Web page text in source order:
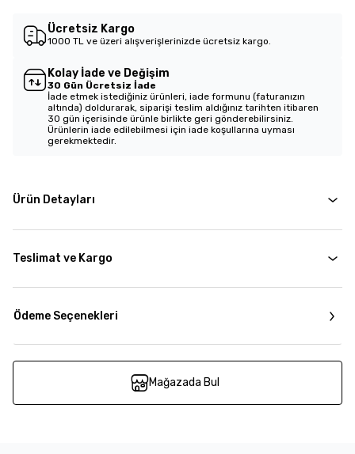
Ücretsiz Kargo
1000 TL ve üzeri alışverişlerinizde ücretsiz kargo.
Kolay İade ve Değişim
30 Gün Ücretsiz İade
İade etmek istediğiniz ürünleri, iade formunu (faturanızın
altında) doldurarak, siparişi teslim aldığınız tarihten itibaren
30 gün içerisinde ürünle birlikte geri gönderebilirsiniz.
Ürünlerin iade edilebilmesi için iade koşullarına uyması
gerekmektedir.
Ürün Detayları
Teslimat ve Kargo
Ödeme Seçenekleri
Mağazada Bul